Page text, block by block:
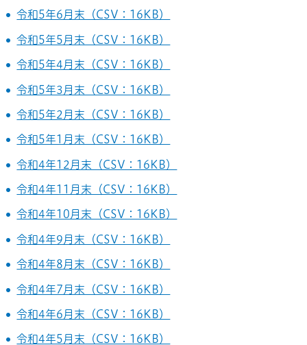
令和5年6月末（CSV：16KB）
令和5年5月末（CSV：16KB）
令和5年4月末（CSV：16KB）
令和5年3月末（CSV：16KB）
令和5年2月末（CSV：16KB）
令和5年1月末（CSV：16KB）
令和4年12月末（CSV：16KB）
令和4年11月末（CSV：16KB）
令和4年10月末（CSV：16KB）
令和4年9月末（CSV：16KB）
令和4年8月末（CSV：16KB）
令和4年7月末（CSV：16KB）
令和4年6月末（CSV：16KB）
令和4年5月末（CSV：16KB）